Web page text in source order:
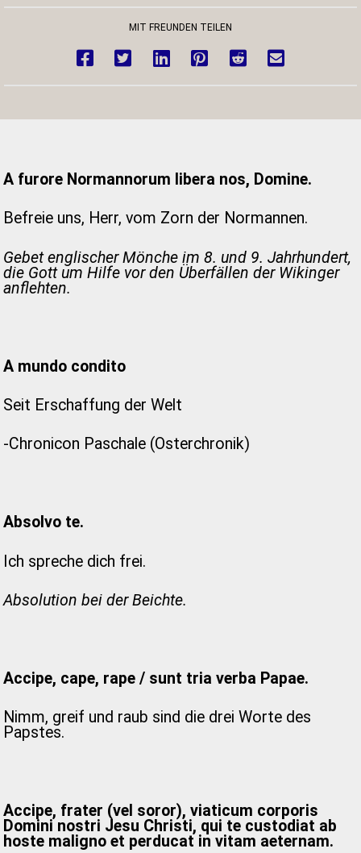
MIT FREUNDEN TEILEN
A furore Normannorum libera nos, Domine.
Befreie uns, Herr, vom Zorn der Normannen.
Gebet englischer Mönche im 8. und 9. Jahrhundert,
die Gott um Hilfe vor den Überfällen der Wikinger
anflehten.
A mundo condito
Seit Erschaffung der Welt
-Chronicon Paschale (Osterchronik)
Absolvo te.
Ich spreche dich frei.
Absolution bei der Beichte.
Accipe, cape, rape / sunt tria verba Papae.
Nimm, greif und raub sind die drei Worte des
Papstes.
Accipe, frater (vel soror), viaticum corporis
Domini nostri Jesu Christi, qui te custodiat ab
hoste maligno et perducat in vitam aeternam.